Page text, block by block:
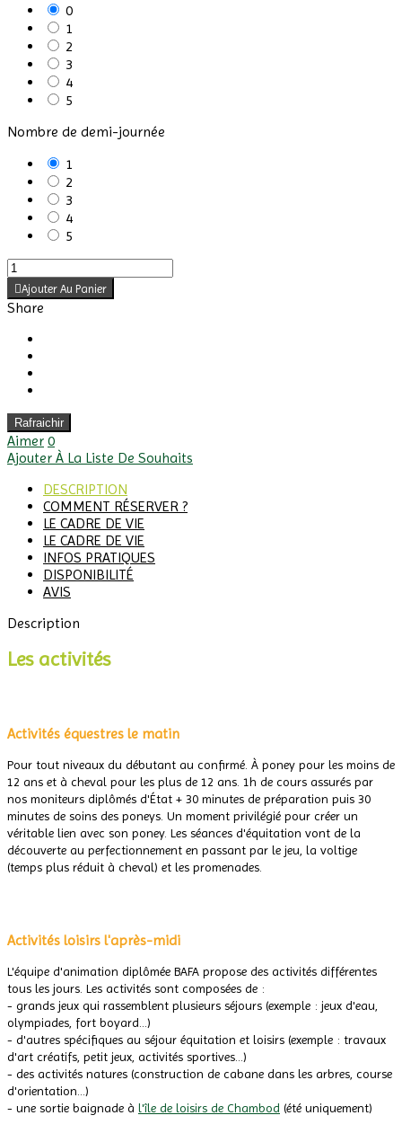
0
1
2
3
4
5
Nombre de demi-journée
1
2
3
4
5
Ajouter Au Panier
Share
Aimer 0
Ajouter À La Liste De Souhaits
DESCRIPTION
COMMENT RÉSERVER ?
LE CADRE DE VIE
LE CADRE DE VIE
INFOS PRATIQUES
DISPONIBILITÉ
AVIS
Description
Les activités
Activités équestres le matin
Pour tout niveaux du débutant au confirmé. À poney pour les moins de
12 ans et à cheval pour les plus de 12 ans. 1h de cours assurés par
nos moniteurs diplômés d'État + 30 minutes de préparation puis 30
minutes de soins des poneys. Un moment privilégié pour créer un
véritable lien avec son poney. Les séances d'équitation vont de la
découverte au perfectionnement en passant par le jeu, la voltige
(temps plus réduit à cheval) et les promenades.
Activités loisirs l'après-midi
L'équipe d'animation diplômée BAFA propose des activités différentes
tous les jours. Les activités sont composées de :
- grands jeux qui rassemblent plusieurs séjours (exemple : jeux d'eau,
olympiades, fort boyard...)
- d'autres spécifiques au séjour équitation et loisirs (exemple : travaux
d'art créatifs, petit jeux, activités sportives...)
- des activités natures (construction de cabane dans les arbres, course
d'orientation...)
- une sortie baignade à l'île de loisirs de Chambod (été uniquement)